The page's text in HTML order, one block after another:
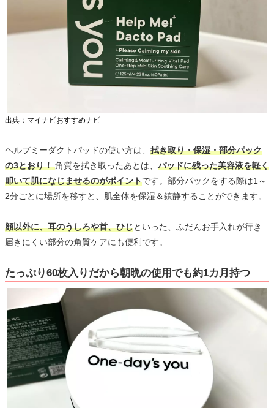
出典：マイナビおすすめナビ
ヘルプミーダクトパッドの使い方は、 拭き取り・保湿・部分パック
の3とおり！角質を拭き取ったあとは、 パッドに残った美容液を軽く
叩いて肌になじませるのがポイントです。部分パックをする際は1～
2分ごとに場所を移すと、肌全体を保湿＆鎮静することができます。
顔以外に、耳のうしろや首、ひじといった、ふだんお手入れが行き
届きにくい部分の角質ケアにも便利です。
たっぷり60枚入りだから朝晩の使用でも約1カ月持つ